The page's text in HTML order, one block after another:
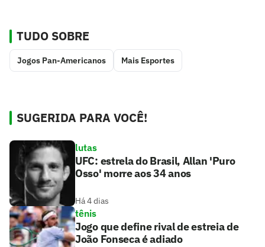
TUDO SOBRE
Jogos Pan-Americanos Mais Esportes
SUGERIDA PARA VOCÊ!
lutas
UFC: estrela do Brasil, Allan 'Puro
Osso' morre aos 34 anos
Há 4 dias
tênis
Jogo que define rival de estreia de
João Fonseca é adiado